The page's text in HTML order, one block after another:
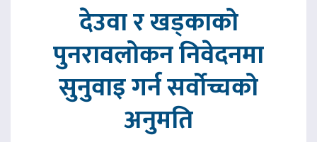
देउवा र खड्काको
पुनरावलोकन निवेदनमा
सुनुवाइ गर्न सर्वोच्चको
अनुमति